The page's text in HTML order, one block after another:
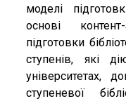
моделі
основі
підготовки
ступенів, які
університетах,
ступеневої